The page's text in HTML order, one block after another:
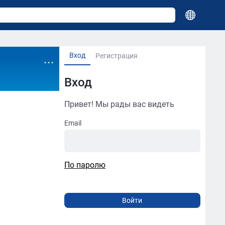
Вход Регистрация
Вход
Привет! Мы рады вас видеть
Email
По паролю
...